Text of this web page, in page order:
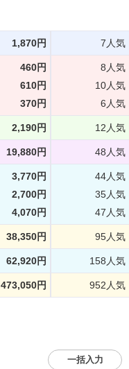
1,870円 7人気
460円
8人気
610円
10人気
370円 6人気
2,190円 12人気
19,880円 48人気
3,770円
44人気
2,700円
35人気
4,070円 47人気
38,350円 95人気
62,920円 158人気
473,050円 952人気
一括入力